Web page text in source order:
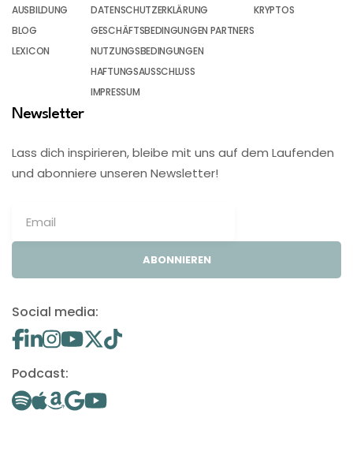
AUSBILDUNG
BLOG
LEXICON
DATENSCHUTZERKLÄRUNG
GESCHÄFTSBEDINGUNGEN PARTNERS
NUTZUNGSBEDINGUNGEN
HAFTUNGSAUSSCHLUSS
IMPRESSUM
KRYPTOS
Newsletter
Lass dich inspirieren, bleibe mit uns auf dem Laufenden
und abonniere unseren Newsletter!
ABONNIEREN
Social media:
Podcast: